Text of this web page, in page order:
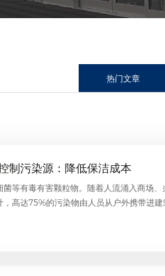
热门文章
制污染源：降低保洁成本
菌等有毒有害颗粒物。随着人流涌入商场
，高达75%的污染物由人员从户外携带进